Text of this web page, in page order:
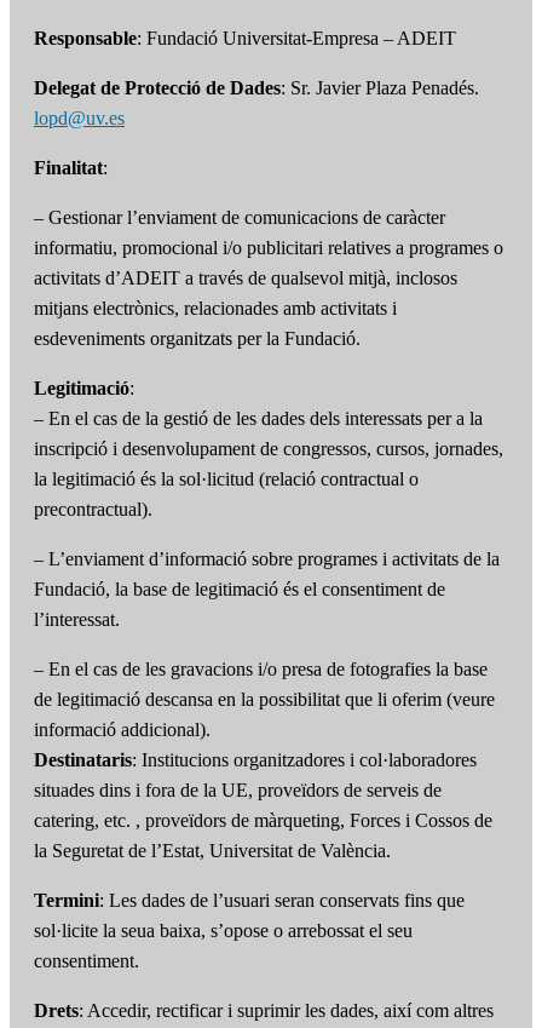
Responsable: Fundació Universitat-Empresa – ADEIT
Delegat de Protecció de Dades: Sr. Javier Plaza Penadés.
lopd@uv.es
Finalitat:
– Gestionar l’enviament de comunicacions de caràcter
informatiu, promocional i/o publicitari relatives a programes o
activitats d’ADEIT a través de qualsevol mitjà, inclosos
mitjans electrònics, relacionades amb activitats i
esdeveniments organitzats per la Fundació.
Legitimació:
– En el cas de la gestió de les dades dels interessats per a la
inscripció i desenvolupament de congressos, cursos, jornades,
la legitimació és la sol·licitud (relació contractual o
precontractual).
– L’enviament d’informació sobre programes i activitats de la
Fundació, la base de legitimació és el consentiment de
l’interessat.
– En el cas de les gravacions i/o presa de fotografies la base
de legitimació descansa en la possibilitat que li oferim (veure
informació addicional).
Destinataris: Institucions organitzadores i col·laboradores
situades dins i fora de la UE, proveïdors de serveis de
catering, etc. , proveïdors de màrqueting, Forces i Cossos de
la Seguretat de l’Estat, Universitat de València.
Termini: Les dades de l’usuari seran conservats fins que
sol·licite la seua baixa, s’opose o arrebossat el seu
consentiment.
Drets: Accedir, rectificar i suprimir les dades, així com altres